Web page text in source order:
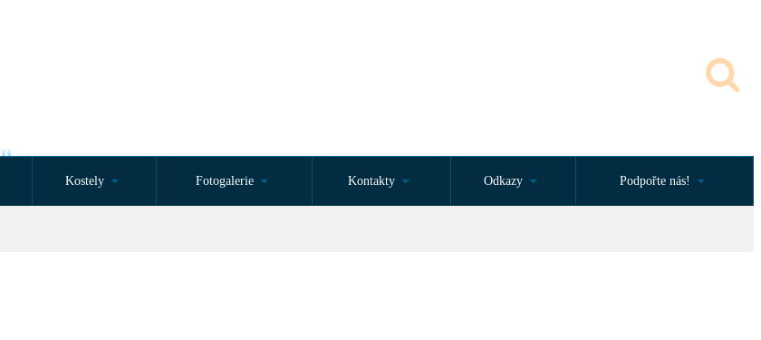
Kostely Fotogalerie Kontakty Odkazy Podpořte nás!